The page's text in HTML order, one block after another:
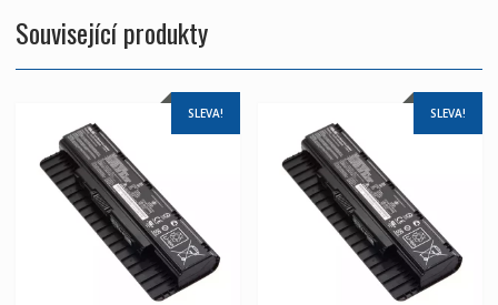
Související produkty
SLEVA! SLEVA!